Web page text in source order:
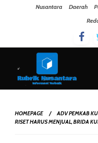
Nusantara Daerah
HOMEPAGE
ADV PEMKAB
RISET HARUS MENJUAL, BRIDA